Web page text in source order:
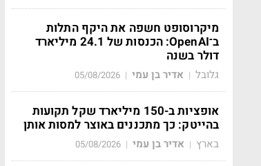
מיקרוסופט חשפה את היקף התלות
ב־OpenAI: הכנסות של 24.1 מיליארד
דולר בשנה
גלובל | אדיר בן עמי |
05/08/2026
אופציות ב-150 מיליארד שקל תקועות
בהייטק: כך מתכננים באוצר למסות אותן
בארץ | אדיר בן עמי |
05/08/2026